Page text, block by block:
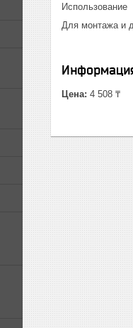
Использование
Для монтажа и
Цена: 4 508 ₸